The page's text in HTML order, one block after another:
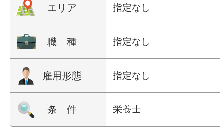
エリア 指定なし
職 種 指定なし
雇用形態 指定なし
条 件 栄養士